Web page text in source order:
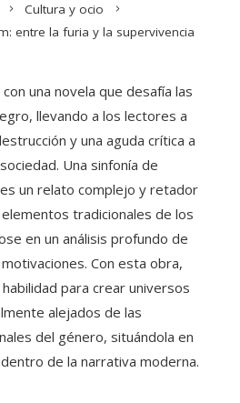
Cultura y ocio
entre la furia y la supervivencia
una novela que desafía las
llevando a los lectores a
y una aguda crítica a
Una sinfonía de
un relato complejo y retador
tradicionales de los
en un análisis profundo de
Con esta obra,
para crear universos
alejados de las
del género, situándola en
de la narrativa moderna.